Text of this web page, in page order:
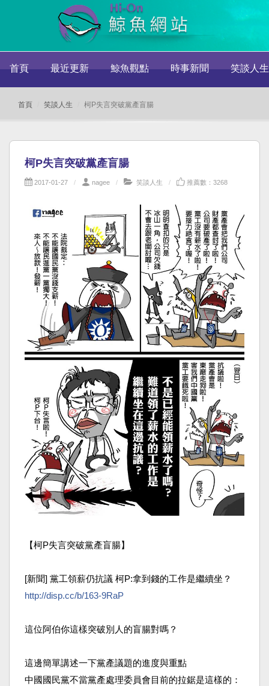
首頁 最近更新 鯨魚觀點 時事新聞 笑談人生
首頁 笑談人生 柯P失言突破黨產盲腸
柯P失言突破黨產盲腸
2017-01-27 nagee 笑談人生 推薦數：3268
【柯P失言突破黨產盲腸】
[新聞] 黨工領薪仍抗議 柯P:拿到錢的工作是繼續坐？
http://disp.cc/b/163-9RaP
這位阿伯你這樣突破別人的盲腸對嗎？
這邊簡單講述一下黨產議題的進度與重點
中國國民黨不當黨產處理委員會目前的拉鋸是這樣的：